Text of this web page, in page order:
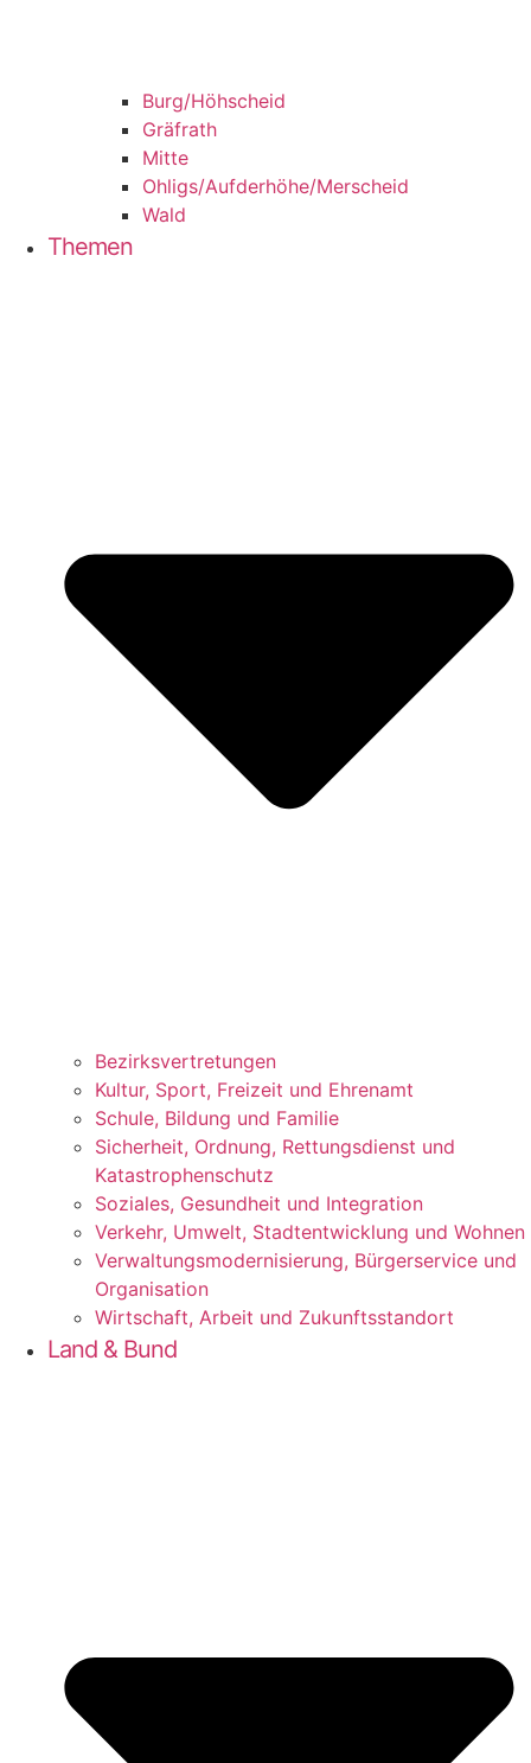
Burg/​Höhscheid
Grä­f­rath
Mit­te
Ohligs/​Aufderhöhe/​Merscheid
Wald
The­men
Bezirks­vertretungen
Kul­tur, Sport, Frei­zeit und Ehrenamt
Schu­le, Bil­dung und Familie
Sicher­heit, Ord­nung, Ret­tungs­dienst und
Katastrophenschutz
Sozia­les, Gesund­heit und Integration
Ver­kehr, Umwelt, Stadt­ent­wick­lung und Wohnen
Ver­wal­tungs­mo­der­ni­sie­rung, Bür­ger­ser­vice und
Organisation
Wirt­schaft, Arbeit und Zukunftsstandort
Land & Bund